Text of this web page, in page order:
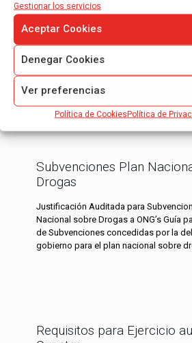
Gestionar los servicios
Aceptar Cookies
Denegar Cookies
Ver preferencias
Política de CookiesPolítica de
Novedades Contables
Resumen de las novedades contables
meses 1 – Efectos contables de la ley
Subvenciones Plan
Drogas
Justificación Auditada para
Nacional sobre Drogas a ONG’s Guía
de Subvenciones concedidas por la
gobierno para el plan nacional sobre
Requisitos para Ejercicio